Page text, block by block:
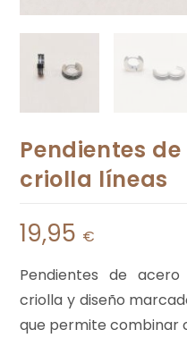
Pendientes
criolla líneas
19,95 €
Pendientes de
criolla y diseño
que permite combinar